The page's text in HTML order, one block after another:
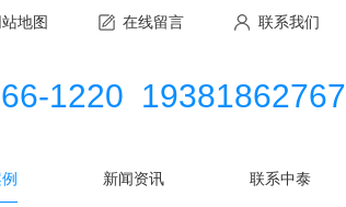
地图 在线留言 联系我们
1220 19381862767
新闻资讯 联系中泰